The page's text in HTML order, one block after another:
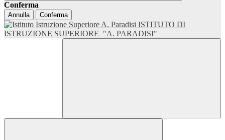
Conferma
Annulla Conferma
ISTITUTO DI
ISTRUZIONE SUPERIORE "A. PARADISI"